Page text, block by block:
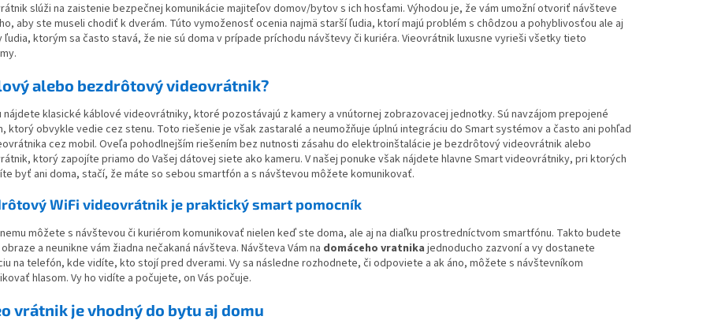
l
á
d
p
r
v
k
y
ý
i
s
u
slúži na zaistenie bezpečnej komunikácie majiteľov domov/bytov s ich hosťami. Výhodou je, že vám umožní otvoriť návšteve
aby ste museli chodiť k dverám. Túto vymoženosť ocenia najmä starší ľudia, ktorí majú problém s chôdzou a pohyblivosťou ale aj
ľudia, ktorým sa často stavá, že nie sú doma v prípade príchodu návštevy či kuriéra. Vieovrátnik luxusne vyrieši všetky tieto
alebo bezdrôtový videovrátnik?
nájdete klasické káblové videovrátniky, ktoré pozostávajú z kamery a vnútornej zobrazovacej jednotky. Sú navzájom prepojené
ktorý obvykle vedie cez stenu. Toto riešenie je však zastaralé a neumožňuje úplnú integráciu do Smart systémov a často ani pohľad
cez mobil. Oveľa pohodlnejším riešením bez nutnosti zásahu do elektroinštalácie je bezdrôtový videovrátnik alebo
ktorý zapojíte priamo do Vašej dátovej siete ako kameru. V našej ponuke však nájdete hlavne Smart videovrátniky, pri ktorých
byť ani doma, stačí, že máte so sebou smartfón a s návštevou môžete komunikovať.
WiFi videovrátnik je praktický smart pomocník
môžete s návštevou či kuriérom komunikovať nielen keď ste doma, ale aj na diaľku prostredníctvom smartfónu. Takto budete
a neunikne vám žiadna nečakaná návšteva. Návšteva Vám na domáceho vratnika jednoducho zazvoní a vy dostanete
na telefón, kde vidíte, kto stojí pred dverami. Vy sa následne rozhodnete, či odpoviete a ak áno, môžete s návštevníkom
hlasom. Vy ho vidíte a počujete, on Vás počuje.
vrátnik je vhodný do bytu aj domu